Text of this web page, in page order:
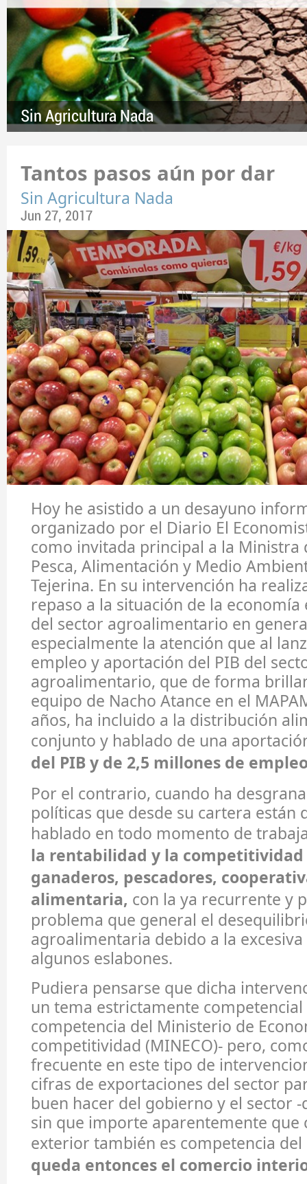
Sin Agricultura Nada
Tantos pasos aún por dar
Sin Agricultura Nada
Jun 27, 2017
Hoy he asistido a un desayuno
organizado por el Diario El
como invitada principal a la Ministra
Pesca, Alimentación y Medio
Tejerina. En su intervención ha
repaso a la situación de la economía
del sector agroalimentario en
especialmente la atención que al
empleo y aportación del PIB del
agroalimentario, que de forma
equipo de Nacho Atance en el
años, ha incluido a la distribución
conjunto y hablado de una
del PIB y de 2,5 millones de
Por el contrario, cuando ha
políticas que desde su cartera están
hablado en todo momento de
la rentabilidad y la
ganaderos, pescadores,
alimentaria, con la ya recurrente y
problema que general el
agroalimentaria debido a la
algunos eslabones.
Pudiera pensarse que dicha
un tema estrictamente
competencia del Ministerio de
competitividad (MINECO)- pero,
frecuente en este tipo de
cifras de exportaciones del sector
buen hacer del gobierno y el sector
sin que importe aparentemente que
exterior también es competencia del
queda entonces el comercio